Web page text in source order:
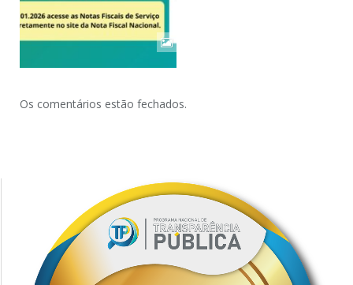
Os comentários estão fechados.